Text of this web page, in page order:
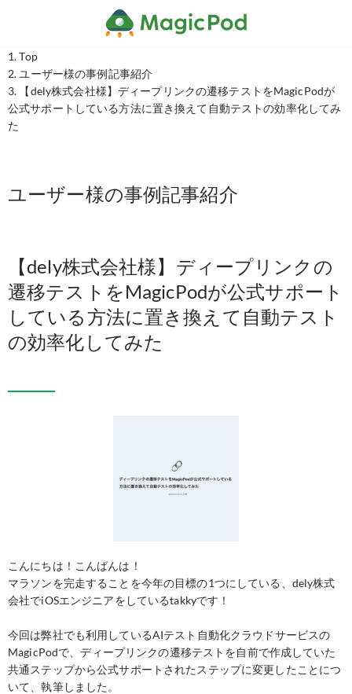
Top
ユーザー様の事例記事紹介
【dely株式会社様】ディープリンクの遷移テストをMagicPodが
公式サポートしている方法に置き換えて自動テストの効率化してみ
た
ユーザー様の事例記事紹介
【dely株式会社様】ディープリンクの
遷移テストをMagicPodが公式サポート
している方法に置き換えて自動テスト
の効率化してみた
こんにちは！こんばんは！
マラソンを完走することを今年の目標の1つにしている、dely株式
会社でiOSエンジニアをしているtakkyです！
今回は弊社でも利用しているAIテスト自動化クラウドサービスの
MagicPodで、ディープリンクの遷移テストを自前で作成していた
共通ステップから公式サポートされたステップに変更したことにつ
いて、執筆しました。